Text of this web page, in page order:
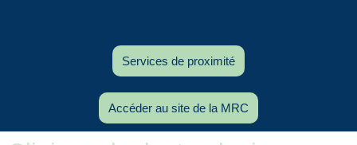
Services de proximité
Accéder au site de la MRC